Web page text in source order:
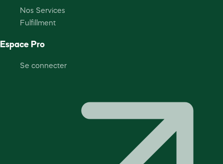
Nos Services
Fulfillment
Espace Pro
Se connecter